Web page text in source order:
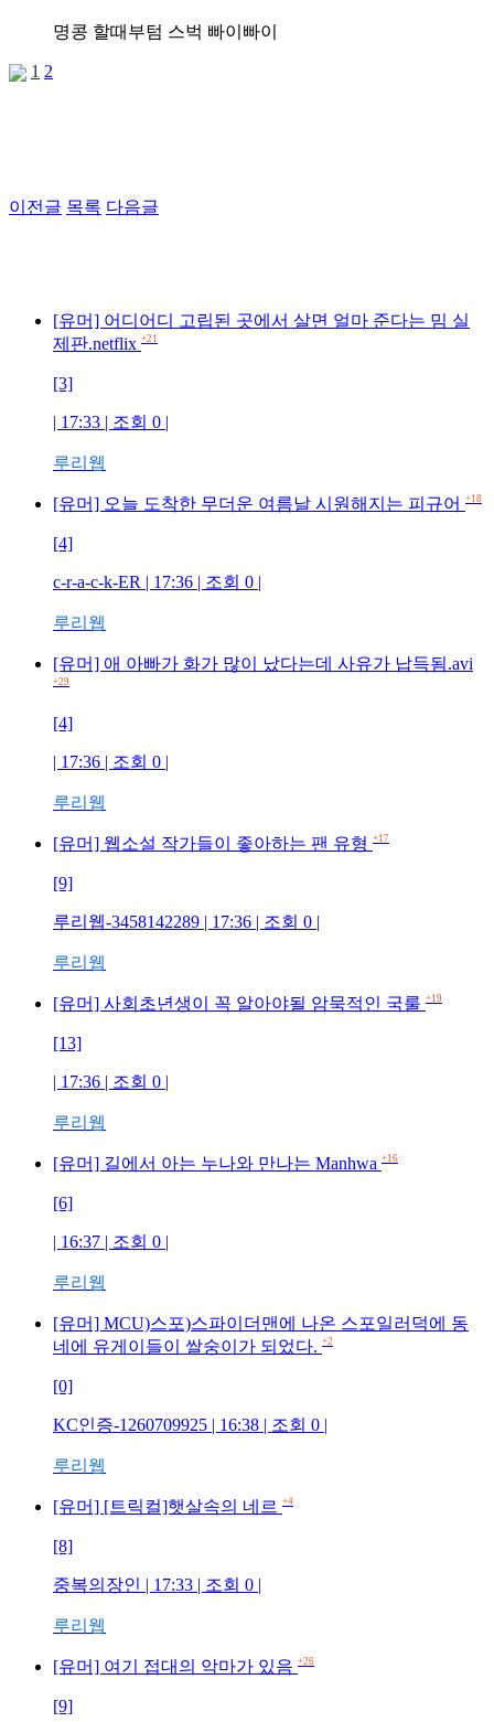
명콩 할때부텀 스벅 빠이빠이
1 2
이전글 목록 다음글
[유머] 어디어디 고립된 곳에서 살면 얼마 준다는 밈 실
제판.netflix +21
[3]
| 17:33 | 조회 0 |
루리웹
[유머] 오늘 도착한 무더운 여름날 시원해지는 피규어 +18
[4]
c-r-a-c-k-ER | 17:36 | 조회 0 |
루리웹
[유머] 애 아빠가 화가 많이 났다는데 사유가 납득됨.avi
+29
[4]
| 17:36 | 조회 0 |
루리웹
[유머] 웹소설 작가들이 좋아하는 팬 유형 +17
[9]
루리웹-3458142289 | 17:36 | 조회 0 |
루리웹
[유머] 사회초년생이 꼭 알아야될 암묵적인 국룰 +19
[13]
| 17:36 | 조회 0 |
루리웹
[유머] 길에서 아는 누나와 만나는 Manhwa +16
[6]
| 16:37 | 조회 0 |
루리웹
[유머] MCU)스포)스파이더맨에 나온 스포일러덕에 동
네에 유게이들이 쌀숭이가 되었다. +2
[0]
KC인증-1260709925 | 16:38 | 조회 0 |
루리웹
[유머] [트릭컬]햇살속의 네르 +4
[8]
중복의장인 | 17:33 | 조회 0 |
루리웹
[유머] 여기 접대의 악마가 있음 +26
[9]